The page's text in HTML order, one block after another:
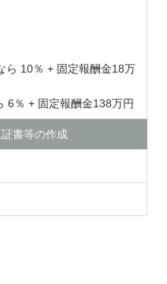
ら 10％ + 固定報酬金18万
6％ + 固定報酬金138万円
書等の作成